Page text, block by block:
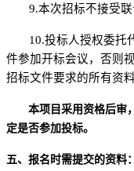
9.本次招标不接受联
10.投标人授权委托
件参加开标会议，否则
招标文件要求的所有资
本项目采用资格后审
定是否参加投标。
五、报名时需提交的资料：